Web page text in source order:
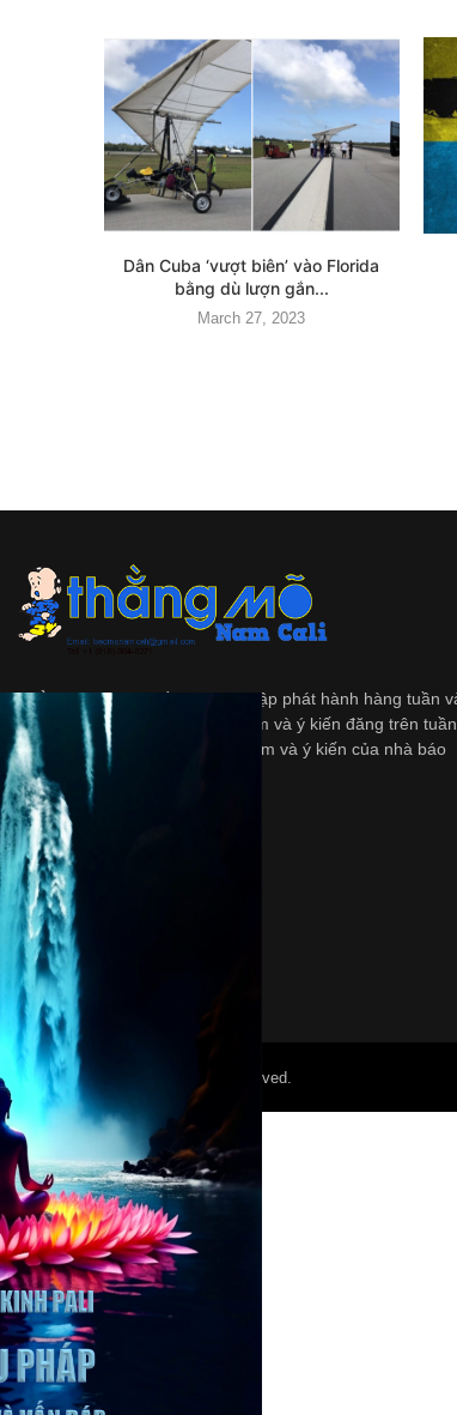
Dân Cuba ‘vượt biên’ vào Florida
bằng dù lượn gắn...
March 27, 2023
Thằng Mõlà tập tuần san độc lập phát hành hàng tuần
ngày Thứ Bảy. Những quan diểm và ý kiến đăng trên
này không nhất thiết là quan diểm và ý kiến của nhà báo
và/hoặc là người bảo trợ.
©2022 Mỏ Nam Cali. All Right Reserved.